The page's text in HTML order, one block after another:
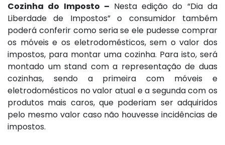
Cozinha do Imposto – Nesta edição do “Dia da
Liberdade de Impostos” o consumidor também
poderá conferir como seria se ele pudesse comprar
os móveis e os eletrodomésticos, sem o valor dos
impostos, para montar uma cozinha. Para isto, será
montado um stand com a representação de duas
cozinhas, sendo a primeira com móveis e
eletrodomésticos no valor atual e a segunda com os
produtos mais caros, que poderiam ser adquiridos
pelo mesmo valor caso não houvesse incidências de
impostos.